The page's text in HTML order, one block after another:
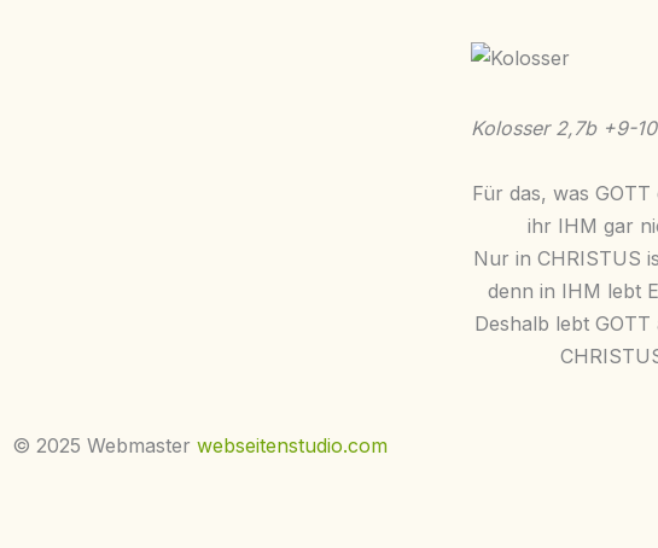
Kolosser 2,7b +9-10
Für das, was
ihr IHM gar
Nur in CHRISTUS
denn in IHM lebt
Deshalb lebt
© 2025 Webmaster webseitenstudio.com